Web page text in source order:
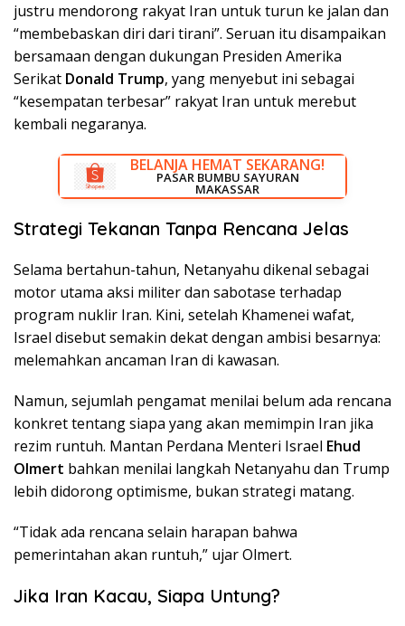
justru mendorong rakyat Iran untuk turun ke jalan dan
“membebaskan diri dari tirani”. Seruan itu disampaikan
bersamaan dengan dukungan Presiden Amerika
Serikat Donald Trump, yang menyebut ini sebagai
“kesempatan terbesar” rakyat Iran untuk merebut
kembali negaranya.
DISKON BESAR SEKARANG!
RUMAH LISTRIK MAKASSAR
BELANJA HEMAT SEKARANG!
PASAR BUMBU SAYURAN
MAKASSAR
Strategi Tekanan Tanpa Rencana Jelas
Selama bertahun-tahun, Netanyahu dikenal sebagai
motor utama aksi militer dan sabotase terhadap
program nuklir Iran. Kini, setelah Khamenei wafat,
Israel disebut semakin dekat dengan ambisi besarnya:
melemahkan ancaman Iran di kawasan.
Namun, sejumlah pengamat menilai belum ada rencana
konkret tentang siapa yang akan memimpin Iran jika
rezim runtuh. Mantan Perdana Menteri Israel Ehud
Olmert bahkan menilai langkah Netanyahu dan Trump
lebih didorong optimisme, bukan strategi matang.
“Tidak ada rencana selain harapan bahwa
pemerintahan akan runtuh,” ujar Olmert.
Jika Iran Kacau, Siapa Untung?